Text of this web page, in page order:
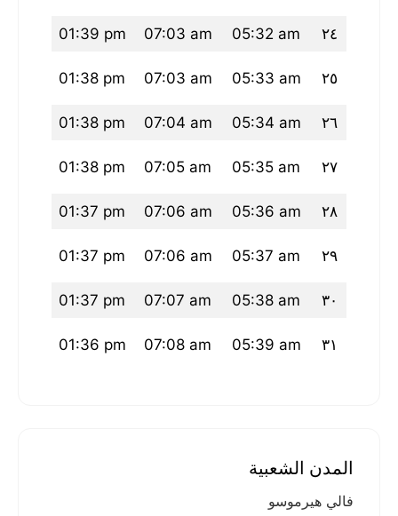
٢٤ 05:32 am
07:03 am
01:39 pm
٢٥ 05:33 am
07:03 am
01:38 pm
٢٦ 05:34 am
07:04 am
01:38 pm
٢٧ 05:35 am
07:05 am
01:38 pm
٢٨ 05:36 am
07:06 am
01:37 pm
٢٩ 05:37 am
07:06 am
01:37 pm
٣٠ 05:38 am
07:07 am
01:37 pm
٣١ 05:39 am
07:08 am
01:36 pm
المدن الشعبية
فالي هيرموسو